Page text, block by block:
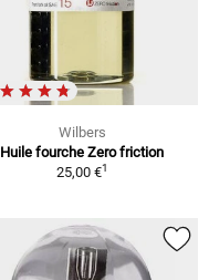
Wilbers
Huile fourche Zero friction
25,00 €1